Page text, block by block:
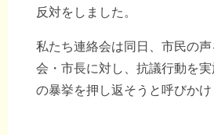
反対をしました。
私たち連絡会は同日、市民の
会・市長に対し、抗議行動を
の暴挙を押し返そうと呼びかけ